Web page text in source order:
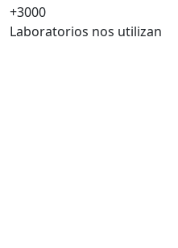
+3000
Laboratorios nos utilizan